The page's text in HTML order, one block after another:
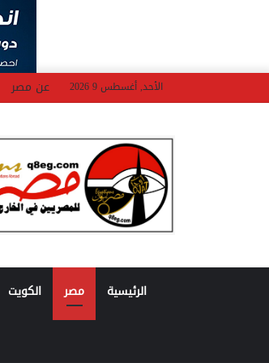
الأحد, أغسطس 9 2026 عن مصر
الرئيسية مصر الكويت